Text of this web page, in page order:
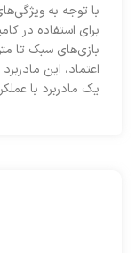
برای استفاده در
بازی‌های سبک تا
اعتماد، این
یک مادربرد با